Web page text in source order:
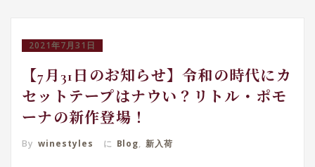
2021年7月31日
【7月31日のお知らせ】令和の時代にカ
セットテープはナウい？リトル・ポモ
ーナの新作登場！
By winestyles に Blog, 新入荷